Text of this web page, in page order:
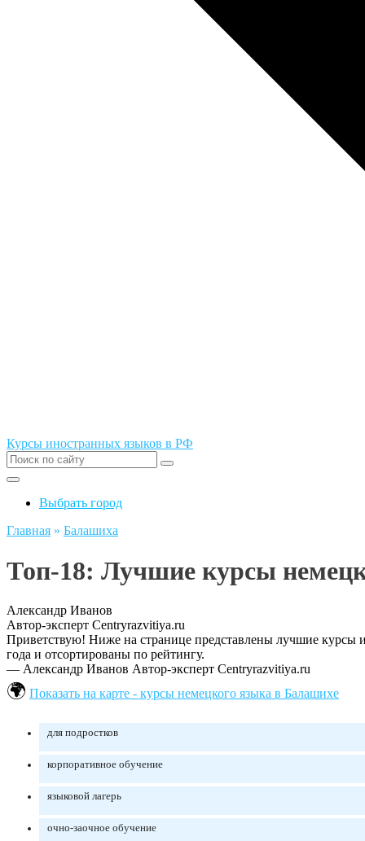
Курсы иностранных языков в РФ
Выбрать город
Главная » Балашиха
Топ-18: Лучшие курсы
Александр Иванов
Автор-эксперт Centryrazvitiya.ru
Приветствую! Ниже на странице представлены лучшие курсы
года и отсортированы по рейтингу.
— Александр Иванов Автор-эксперт Centryrazvitiya.ru
Показать на карте - курсы немецкого языка в Балашихе
для подростков
корпоративное обучение
языковой лагерь
очно-заочное обучение